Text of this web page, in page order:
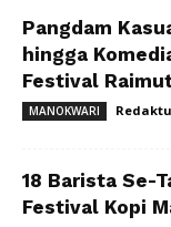
Pangdam
hingga
Festival
MANOKWARI
18 Barista Se-
Festival Kopi